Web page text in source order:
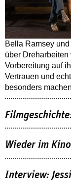
Bella Ramsey
über
Vorbereitung auf
Vertrauen und
besonders
Wieder im
Interview: